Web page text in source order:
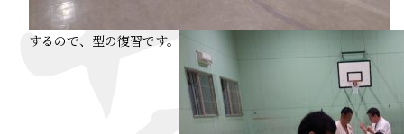
するので、型の復習です。